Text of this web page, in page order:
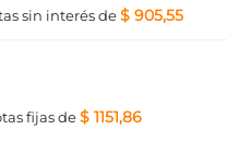
sin interésde$ 905,55
fijasde$ 1151,86